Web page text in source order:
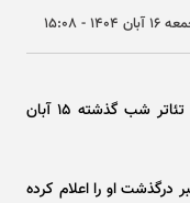
آبان ۱۴۰۴ - ۱۵:۰۸
زویا امامی، بازیگر قدیمی تلویزیون، سینما و تئاتر شب گذشته ۱۵ آبان
درگذشت او را اعلام کرده